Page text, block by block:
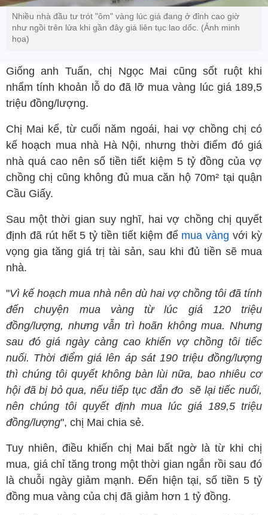
Nhiều nhà đầu tư trót "ôm" vàng lúc giá đang ở đỉnh cao giờ
như ngồi trên lửa khi gần đây giá liên tục lao dốc. (Ảnh minh
họa)
Giống anh Tuấn, chị Ngọc Mai cũng sốt ruột khi
nhẩm tính khoản lỗ do đã lỡ mua vàng lúc giá 189,5
triệu đồng/lượng.
Chị Mai kể, từ cuối năm ngoái, hai vợ chồng chị có
kế hoạch mua nhà Hà Nội, nhưng thời điểm đó giá
nhà quá cao nên số tiền tiết kiệm 5 tỷ đồng của vợ
chồng chị cũng không đủ mua căn hộ 70m² tại quận
Cầu Giấy.
Sau một thời gian suy nghĩ, hai vợ chồng chị quyết
định đã rút hết 5 tỷ tiền tiết kiệm để mua vàng với kỳ
vọng gia tăng giá trị tài sản, sau khi đủ tiền sẽ mua
nhà.
"Vì kế hoạch mua nhà nên dù hai vợ chồng tôi đã tính
đến chuyện mua vàng từ lúc giá 120 triệu
đồng/lượng, nhưng vẫn trì hoãn không mua. Nhưng
sau đó giá ngày càng cao khiến vợ chồng tôi tiếc
nuối. Thời điểm giá lên áp sát 190 triệu đồng/lượng
thì chúng tôi quyết không bàn lùi nữa, bao nhiêu cơ
hội đã bị bỏ qua, nếu tiếp tục đắn đo sẽ lại tiếc nuối,
nên chúng tôi quyết định mua lúc giá 189,5 triệu
đồng/lượng", chị Mai chia sẻ.
Tuy nhiên, điều khiến chị Mai bất ngờ là từ khi chị
mua, giá chỉ tăng trong một thời gian ngắn rồi sau đó
là chuỗi ngày giảm mạnh. Đến hiện tại, số tiền 5 tỷ
đồng mua vàng của chị đã giảm hơn 1 tỷ đồng.